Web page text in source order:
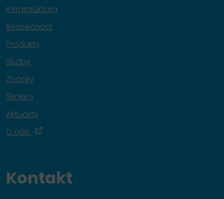
Infrastruktura
Bezpečnost
Produkty
Služby
Značky
Školení
Aktuality
O nás
Kontakt